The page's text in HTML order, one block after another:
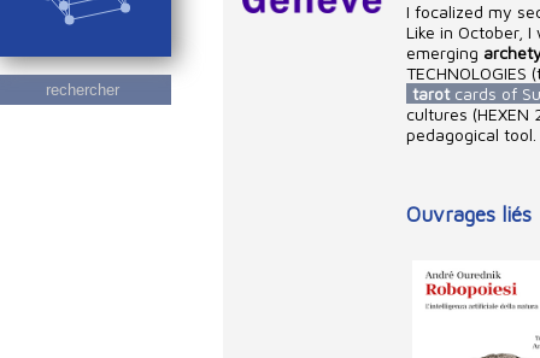
rechercher
I focalized my
Like in October,
emerging
tarotcards of
cultures
pedagogical tool.
Ouvrages liés